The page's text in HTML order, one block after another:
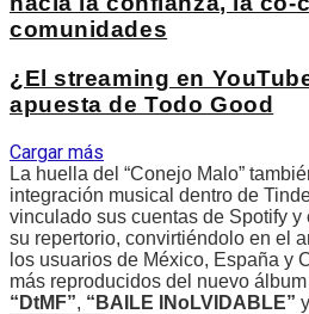
comunidades
¿El streaming en
apuesta de Todo Good
Cargar más
La huella del “Conejo Malo”
integración musical dentro de
vinculado sus cuentas de Spotify
su repertorio, convirtiéndolo en el
los usuarios de México, España y
más reproducidos del nuevo
“DtMF”, “BAILE INoLVIDABLE” y